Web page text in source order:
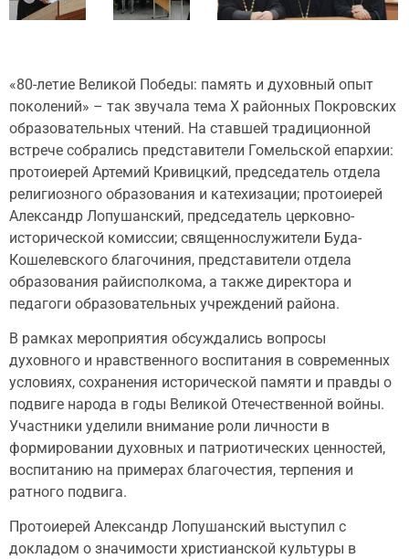
«80-летие Великой Победы: память и духовный опыт
поколений» – так звучала тема Х районных Покровских
образовательных чтений. На ставшей традиционной
встрече собрались представители Гомельской епархии:
протоиерей Артемий Кривицкий, председатель отдела
религиозного образования и катехизации; протоиерей
Александр Лопушанский, председатель церковно-
исторической комиссии; священнослужители Буда-
Кошелевского благочиния, представители отдела
образования райисполкома, а также директора и
педагоги образовательных учреждений района.
В рамках мероприятия обсуждались вопросы
духовного и нравственного воспитания в современных
условиях, сохранения исторической памяти и правды о
подвиге народа в годы Великой Отечественной войны.
Участники уделили внимание роли личности в
формировании духовных и патриотических ценностей,
воспитанию на примерах благочестия, терпения и
ратного подвига.
Протоиерей Александр Лопушанский выступил с
докладом о значимости христианской культуры в